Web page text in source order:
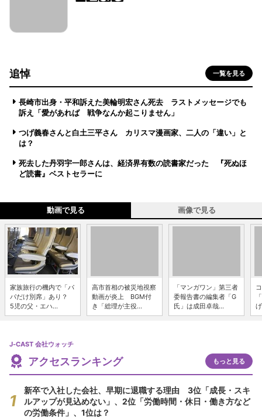
追悼 一覧を見る
長崎市出身・平和訴えた美輪明宏さん死去 ラストメッセージでも
訴え「愛があれば 戦争なんか起こりません」
つげ義春さんと白土三平さん カリスマ漫画家、二人の「違い」と
は？
死去した丹羽宇一郎さんは、経済界有数の読書家だった 『死ぬほ
ど読書』ベストセラーに
動画で見る 画像で見る
家族旅行の機内で「パ
パだけ別席」あり？
5児の父・エハ...
高市首相の被災地視察
動画が炎上 BGM付
き「総理が主役...
「マンガワン」第三者
委報告書の編集者「G
氏」は成田卓哉...
J-CAST 会社ウォッチ
アクセスランキング もっと見る
新卒で入社した会社、早期に退職する理由 3位「成長・スキ
ルアップが見込めない」、2位「労働時間・休日・働き方など
の労働条件」、1位は？